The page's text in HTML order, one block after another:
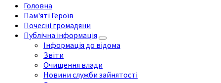
Головна
Пам'яті Героїв
Почесні громадяни
Публічна інформація
Інформація до відома
Звіти
Очищення влади
Новини служби зайнятості